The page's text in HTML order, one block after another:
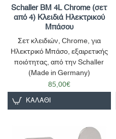
Schaller BM 4L Chrome (σετ
από 4) Κλειδιά Ηλεκτρικού
Μπάσου
Σετ κλειδιών, Chrome, για
Ηλεκτρικό Μπάσο, εξαιρετικής
ποιότητας, από την Schaller
(Made in Germany)
85,00€
ΚΑΛΆΘΙ